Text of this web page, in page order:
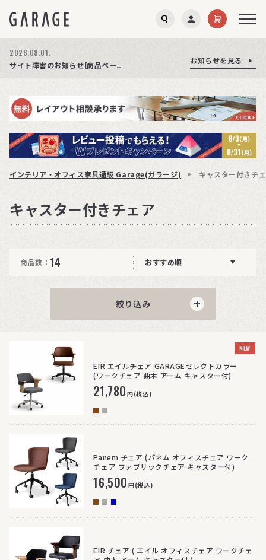
お知らせを見る
商品ページ障害復旧のお知らせ お知らせを見る
2026.08.01.
サイト障害のお知らせ(商品ページが正常に表示されない事象発生)
お知らせを見る
インテリア・オフィス家具通販 Garage(ガラージ) キャスター付きチ
キャスター付きチェア
商品数： 14 おすすめ順
絞り込み
NEW
EIR エイルチェア GARAGEセレクトカラー
(ワークチェア 曲木 アーム キャスター付)
21,780円(税込)
Panem チェア (パネム オフィスチェア ワーク
チェア ファブリックチェア キャスター付)
16,500円(税込)
EIR チェア ( エイル オフィスチェア ワークチェ